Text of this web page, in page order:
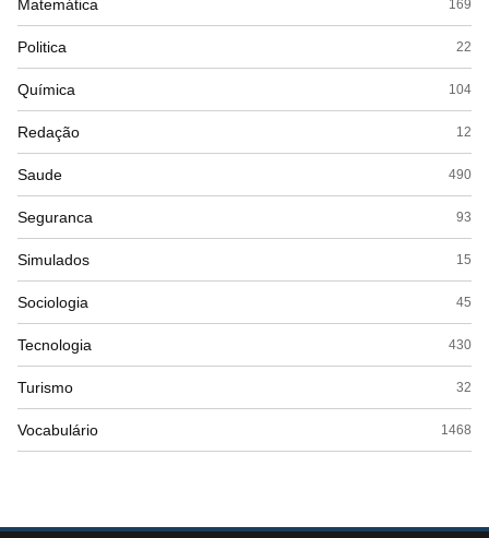
Matemática 169
Politica 22
Química 104
Redação 12
Saude 490
Seguranca 93
Simulados 15
Sociologia 45
Tecnologia 430
Turismo 32
Vocabulário 1468